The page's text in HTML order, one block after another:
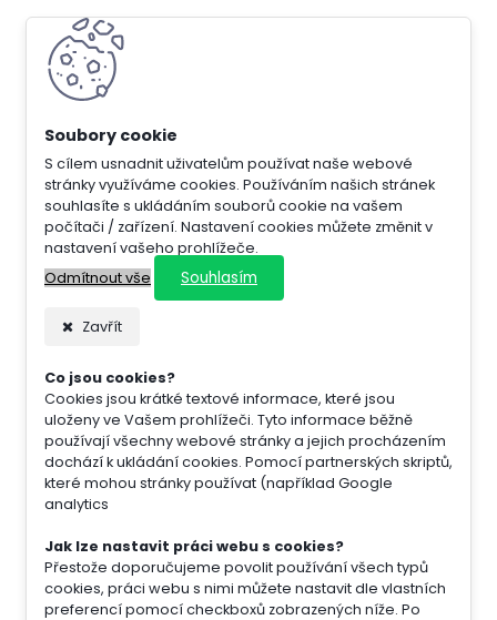
S cílem usnadnit uživatelům používat naše webové
stránky využíváme cookies. Používáním našich stránek
souhlasíte s ukládáním souborů cookie na vašem
počítači / zařízení. Nastavení cookies můžete změnit v
nastavení vašeho prohlížeče.
Odmítnout vše
Souhlasím
Zavřít
Co jsou cookies?
Cookies jsou krátké textové informace, které jsou
uloženy ve Vašem prohlížeči. Tyto informace běžně
používají všechny webové stránky a jejich procházením
dochází k ukládání cookies. Pomocí partnerských skriptů,
které mohou stránky používat (například Google
analytics
Jak lze nastavit práci webu s cookies?
Přestože doporučujeme povolit používání všech typů
cookies, práci webu s nimi můžete nastavit dle vlastních
preferencí pomocí checkboxů zobrazených níže. Po